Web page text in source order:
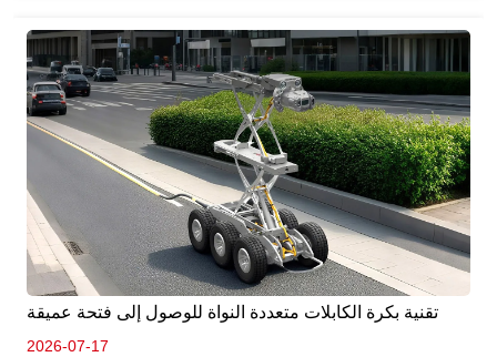
تقنية بكرة الكابلات متعددة النواة للوصول إلى فتحة عميقة
2026-07-17